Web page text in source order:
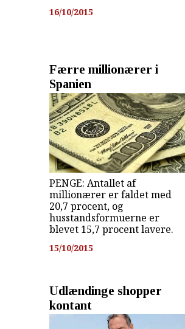
16/10/2015
Færre millionærer i
Spanien
PENGE: Antallet af
millionærer er faldet med
20,7 procent, og
husstandsformuerne er
blevet 15,7 procent lavere.
15/10/2015
Udlændinge shopper
kontant